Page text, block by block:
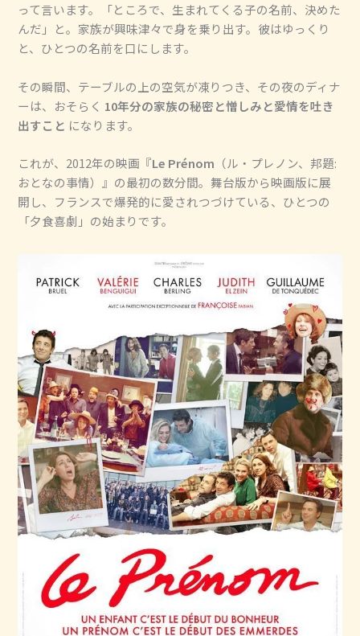
って言います。「ところで、生まれてくる子の名前、決めた
んだ」と。家族が興味津々で身を乗り出す。彼はゆっくり
と、ひとつの名前を口にします。
その瞬間、テーブルの上の空気が凍りつき、その夜のディナ
ーは、おそらく 10年分の家族の秘密と憎しみと愛情を吐き
出すこと になります。
これが、2012年の映画『Le Prénom （ル・プレノン、邦題:
おとなの事情）』の最初の数分間。舞台版から映画版に展
開し、フランスで爆発的に愛されつづけている、ひとつの
「夕食喜劇」の始まりです。